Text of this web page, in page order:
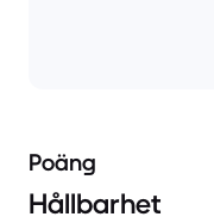
Poäng
Hållbarhet